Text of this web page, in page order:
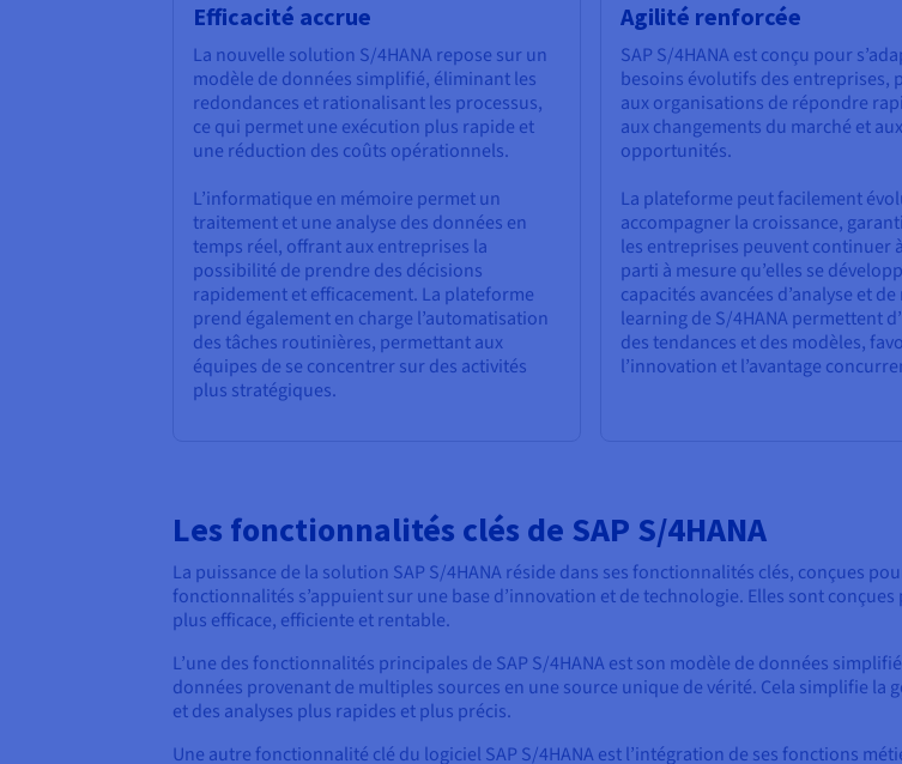
Efficacité accrue
La nouvelle solution S/4HANA repose sur un
modèle de données simplifié, éliminant les
redondances et rationalisant les processus,
ce qui permet une exécution plus rapide et
une réduction des coûts opérationnels.
L’informatique en mémoire permet un
traitement et une analyse des données en
temps réel, offrant aux entreprises la
possibilité de prendre des décisions
rapidement et efficacement. La plateforme
prend également en charge l’automatisation
des tâches routinières, permettant aux
équipes de se concentrer sur des activités
plus stratégiques.
Agilité renforcée
SAP S/4HANA est conçu pour
besoins évolutifs des entreprises,
aux organisations de répondre
aux changements du marché et
opportunités.
La plateforme peut facilement
accompagner la croissance,
les entreprises peuvent continuer
parti à mesure qu’elles se
capacités avancées d’analyse et
learning de S/4HANA permettent
des tendances et des modèles,
l’innovation et l’avantage
Les fonctionnalités clés de SAP S/4HANA
La puissance de la solution SAP S/4HANA réside dans ses fonctionnalités clés, conçues
fonctionnalités s’appuient sur une base d’innovation et de technologie. Elles sont
plus efficace, efficiente et rentable.
L’une des fonctionnalités principales de SAP S/4HANA est son modèle de données
données provenant de multiples sources en une source unique de vérité. Cela simplifie
et des analyses plus rapides et plus précis.
Une autre fonctionnalité clé du logiciel SAP S/4HANA est l’intégration de ses fonctions